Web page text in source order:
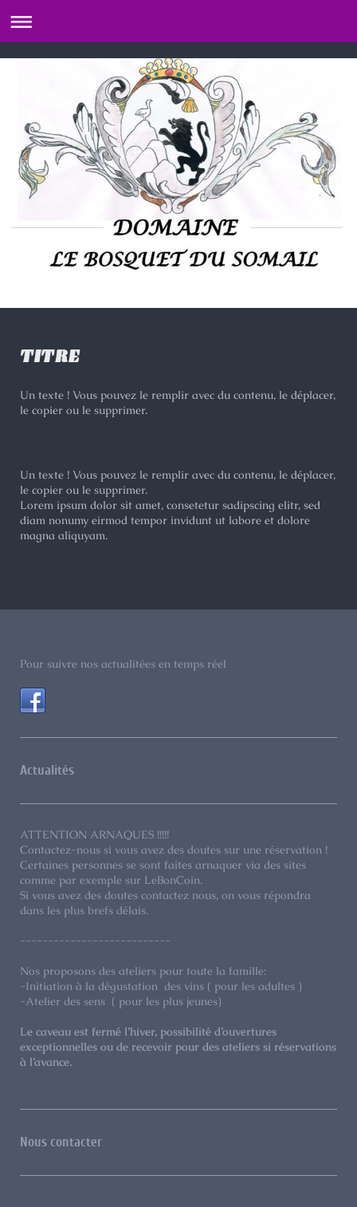
TITRE
Un texte ! Vous pouvez le remplir avec du contenu, le déplacer,
le copier ou le supprimer.
Un texte ! Vous pouvez le remplir avec du contenu, le déplacer,
le copier ou le supprimer.
Lorem ipsum dolor sit amet, consetetur sadipscing elitr, sed
diam nonumy eirmod tempor invidunt ut labore et dolore
magna aliquyam.
Pour suivre nos actualitées en temps réel
Actualités
ATTENTION ARNAQUES !!!!!
Contactez-nous si vous avez des doutes sur une réservation !
Certaines personnes se sont faites arnaquer via des sites
comme par exemple sur LeBonCoin.
Si vous avez des doutes contactez nous, on vous répondra
dans les plus brefs délais.
---------------------------
Nos proposons des ateliers pour toute la famille:
-Initiation à la dégustation des vins ( pour les adultes )
-Atelier des sens ( pour les plus jeunes)
Le caveau est fermé l’hiver, possibilité d’ouvertures
exceptionnelles ou de recevoir pour des ateliers si réservations
à l’avance.
Nous contacter